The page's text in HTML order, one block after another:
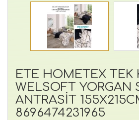
ETE HOMETEX TEK
WELSOFT YORGAN
ANTRASİT
8696474231965